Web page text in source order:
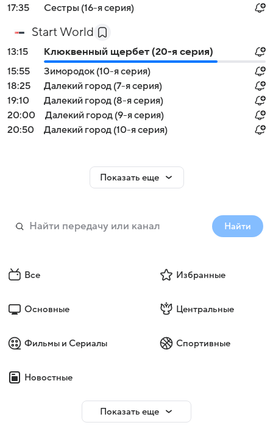
17:35
Сестры (16-я серия)
Start World
13:15
Клюквенный щербет (20-я серия)
15:55
Зимородок (10-я серия)
18:25
Далекий город (7-я серия)
19:10
Далекий город (8-я серия)
20:00
Далекий город (9-я серия)
20:50
Далекий город (10-я серия)
Показать еще
Найти
Все Избранные
Основные Центральные
Фильмы и Сериалы Спортивные
Новостные
Показать еще